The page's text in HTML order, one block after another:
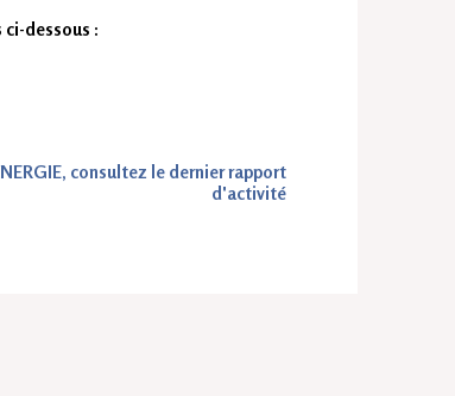
dessous :
consultez le dernier rapport
d'activité